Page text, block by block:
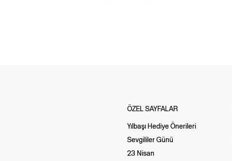
ÖZEL SAYFALAR
Yılbaşı Hediye Önerileri
Sevgililer Günü
23 Nisan